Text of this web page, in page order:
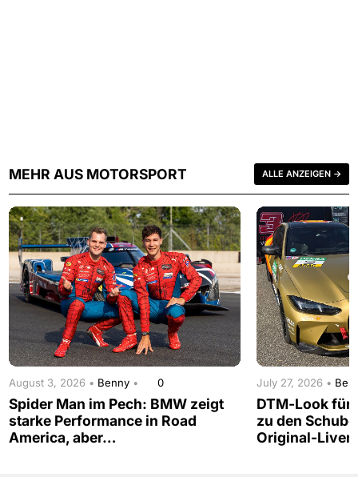
MEHR AUS MOTORSPORT ALLE ANZEIGEN →
August 3, 2026 • Benny • 0
Spider Man im Pech: BMW zeigt
starke Performance in Road
America, aber…
July 27, 2026 •
DTM-Look für
zu den
Original-